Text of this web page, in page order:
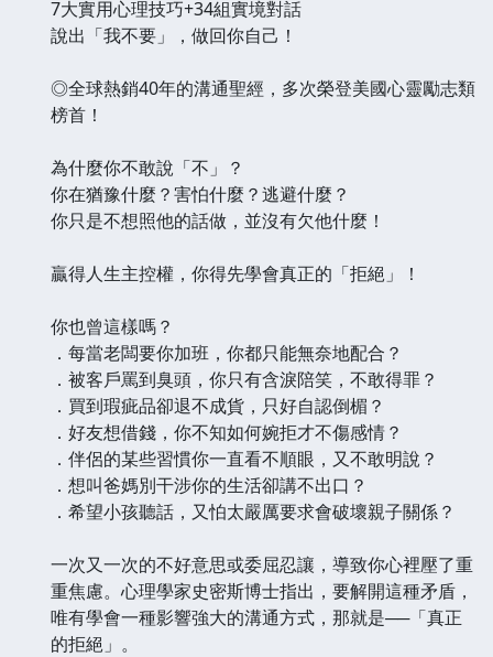
7大實用心理技巧+34組實境對話
說出「我不要」，做回你自己！
◎全球熱銷40年的溝通聖經，多次榮登美國心靈勵志類
榜首！
為什麼你不敢說「不」？
你在猶豫什麼？害怕什麼？逃避什麼？
你只是不想照他的話做，並沒有欠他什麼！
贏得人生主控權，你得先學會真正的「拒絕」！
你也曾這樣嗎？
．每當老闆要你加班，你都只能無奈地配合？
．被客戶罵到臭頭，你只有含淚陪笑，不敢得罪？
．買到瑕疵品卻退不成貨，只好自認倒楣？
．好友想借錢，你不知如何婉拒才不傷感情？
．伴侶的某些習慣你一直看不順眼，又不敢明說？
．想叫爸媽別干涉你的生活卻講不出口？
．希望小孩聽話，又怕太嚴厲要求會破壞親子關係？
一次又一次的不好意思或委屈忍讓，導致你心裡壓了重
重焦慮。心理學家史密斯博士指出，要解開這種矛盾，
唯有學會一種影響強大的溝通方式，那就是──「真正
的拒絕」。